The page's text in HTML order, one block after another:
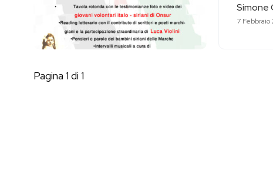
Simone
7 Febbraio
Pagina 1 di 1